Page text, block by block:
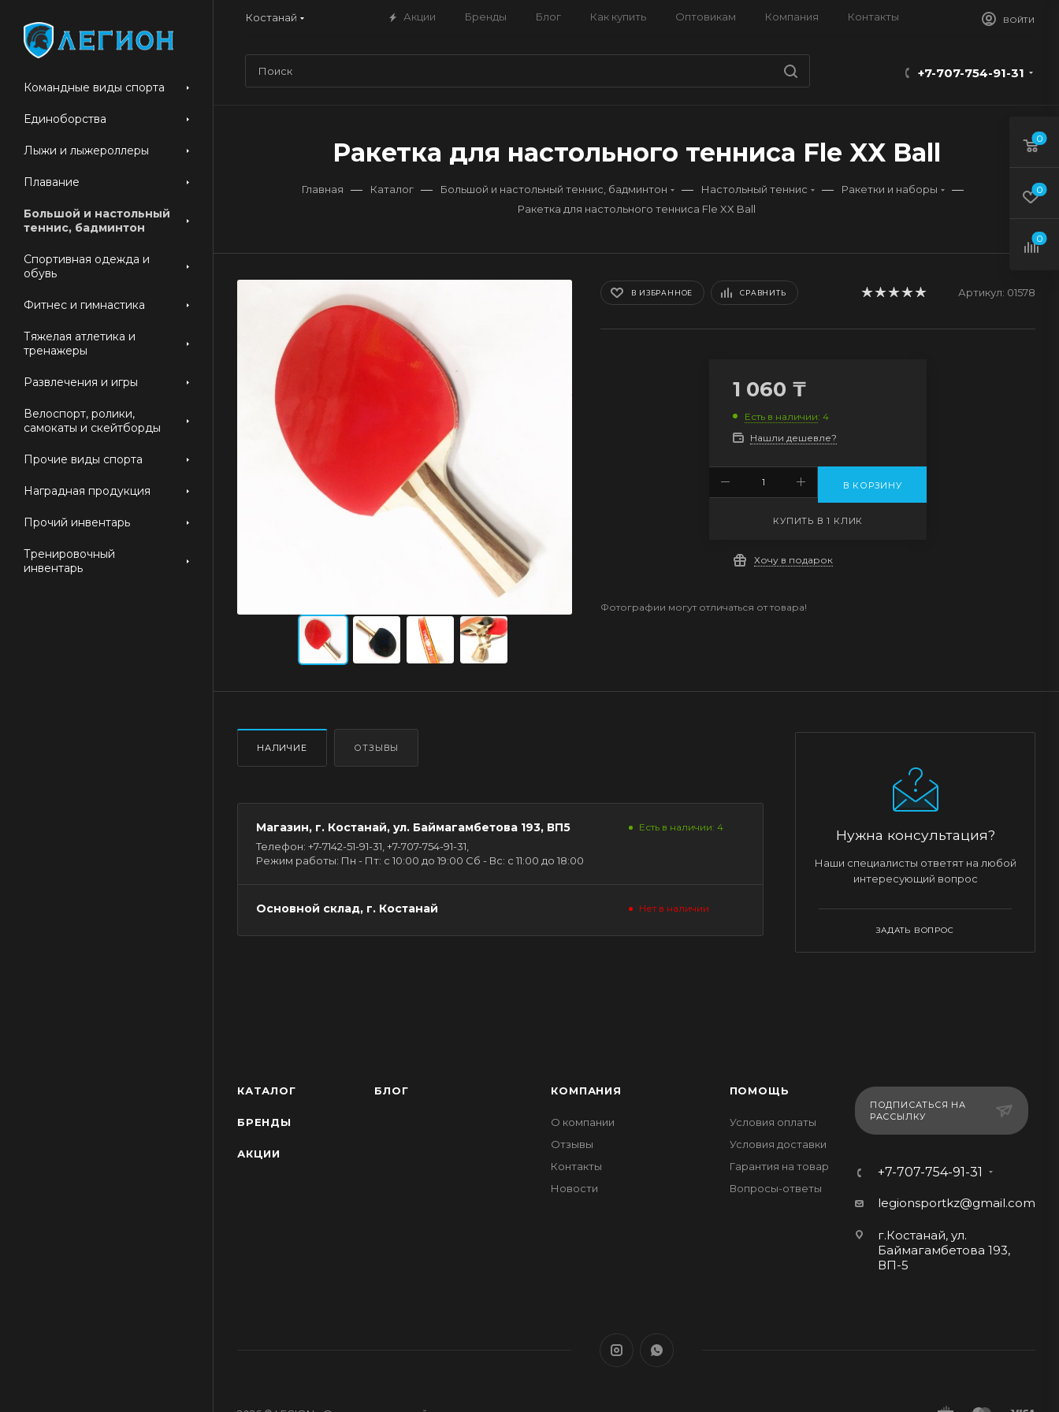
Костанай Акции Бренды Блог Как купить Оптовикам Компания Контакты ВОЙТИ
+7-707-754-91-31
Командные виды спорта
Единоборства
Лыжи и лыжероллеры
Плавание
Большой и настольный
теннис, бадминтон
Спортивная одежда и
обувь
Фитнес и гимнастика
Тяжелая атлетика и
тренажеры
Развлечения и игры
Велоспорт, ролики,
самокаты и скейтборды
Прочие виды спорта
Наградная продукция
Прочий инвентарь
Тренировочный
инвентарь
Ракетка для настольного тенниса Fle XX Ball
Главная — Каталог — Большой и настольный теннис, бадминтон — Настольный теннис — Ракетки и наборы —
Ракетка для настольного тенниса Fle XX Ball
В ИЗБРАННОЕ СРАВНИТЬ Артикул: 01578
1 060 ₸
Есть в наличии: 4
Нашли дешевле?
В КОРЗИНУ
КУПИТЬ В 1 КЛИК
Хочу в подарок
Фотографии могут отличаться от товара!
НАЛИЧИЕ ОТЗЫВЫ
Магазин, г. Костанай, ул. Баймагамбетова 193, ВП5
Телефон: +7-7142-51-91-31, +7-707-754-91-31,
Режим работы: Пн - Пт: с 10:00 до 19:00 Сб - Вс: с 11:00 до 18:00
Есть в наличии: 4
Основной склад, г. Костанай Нет в наличии
Нужна консультация?
Наши специалисты ответят на любой
интересующий вопрос
ЗАДАТЬ ВОПРОС
КАТАЛОГ
БРЕНДЫ
АКЦИИ
БЛОГ КОМПАНИЯ
О компании
Отзывы
Контакты
Новости
ПОМОЩЬ
Условия оплаты
Условия доставки
Гарантия на товар
Вопросы-ответы
ПОДПИСАТЬСЯ НА
РАССЫЛКУ
+7-707-754-91-31
legionsportkz@gmail.com
г.Костанай, ул.
Баймагамбетова 193,
ВП-5
0
0
0